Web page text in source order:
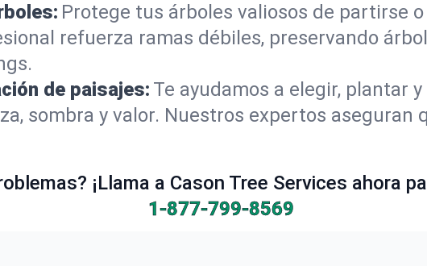
Protege tus árboles valiosos de partirse
refuerza ramas débiles, preservando
de paisajes: Te ayudamos a elegir, plantar
sombra y valor. Nuestros expertos aseguran
¡Llama a Cason Tree Services ahora
1-877-799-8569